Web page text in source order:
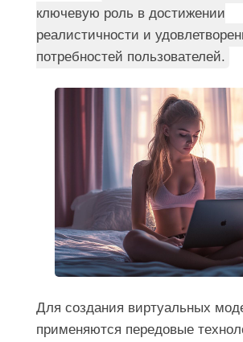
ключевую роль в достижении
реалистичности и
потребностей пользователей.
Для создания виртуальных
применяются передовые